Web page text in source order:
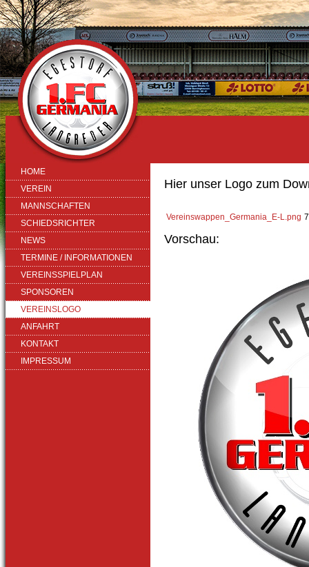
HOME
VEREIN
MANNSCHAFTEN
SCHIEDSRICHTER
NEWS
TERMINE / INFORMATIONEN
VEREINSSPIELPLAN
SPONSOREN
VEREINSLOGO
ANFAHRT
KONTAKT
IMPRESSUM
Hier unser Logo zum
Vereinswappen_Germania_E-L.png
Vorschau: